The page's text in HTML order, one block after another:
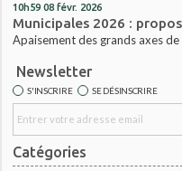
10h59 08 févr. 2026
Municipales 2026 :
Apaisement des grands axes
Newsletter
S'INSCRIRE SE DÉSINSCRIRE
Catégories